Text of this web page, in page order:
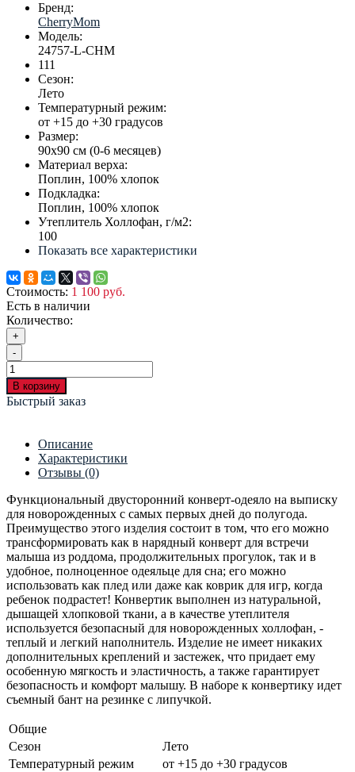
Бренд:
CherryMom
Модель:
24757-L-CHM
111
Сезон:
Лето
Температурный режим:
от +15 до +30 градусов
Размер:
90х90 см (0-6 месяцев)
Материал верха:
Поплин, 100% хлопок
Подкладка:
Поплин, 100% хлопок
Утеплитель Холлофан, г/м2:
100
Показать все характеристики
Стоимость: 1 100 руб.
Есть в наличии
Количество:
+
-
В корзину
Быстрый заказ
Описание
Характеристики
Отзывы (0)
Функциональный двусторонний конверт-одеяло на выписку
для новорожденных с самых первых дней до полугода.
Преимущество этого изделия состоит в том, что его можно
трансформировать как в нарядный конверт для встречи
малыша из роддома, продолжительных прогулок, так и в
удобное, полноценное одеяльце для сна; его можно
использовать как плед или даже как коврик для игр, когда
ребенок подрастет! Конвертик выполнен из натуральной,
дышащей хлопковой ткани, а в качестве утеплителя
используется безопасный для новорожденных холлофан, -
теплый и легкий наполнитель. Изделие не имеет никаких
дополнительных креплений и застежек, что придает ему
особенную мягкость и эластичность, а также гарантирует
безопасность и комфорт малышу. В наборе к конвертику идет
съемный бант на резинке с липучкой.
Общие
Сезон
Лето
Температурный режим
от +15 до +30 градусов